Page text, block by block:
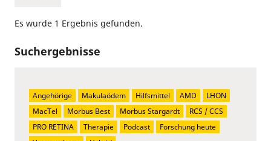
Es wurde 1 Ergebnis gefunden.
Suchergebnisse
Angehörige Makulaödem Hilfsmittel AMD
LHON
MacTel
Morbus Best Morbus Stargardt
RCS / CCS
PRO RETINA
Therapie Podcast
Forschung heute